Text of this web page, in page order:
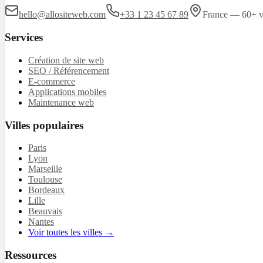
hello@allositeweb.com +33 1 23 45 67 89 France — 60+
Services
Création de site web
SEO / Référencement
E-commerce
Applications mobiles
Maintenance web
Villes populaires
Paris
Lyon
Marseille
Toulouse
Bordeaux
Lille
Beauvais
Nantes
Voir toutes les villes →
Ressources